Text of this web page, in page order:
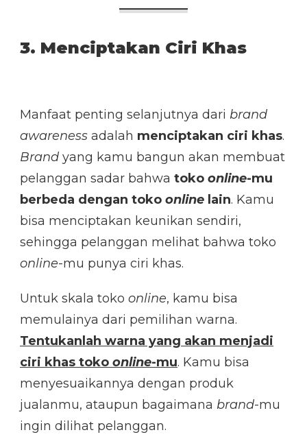
3. Menciptakan Ciri Khas
Manfaat penting selanjutnya dari brand
awareness adalah menciptakan ciri khas.
Brand yang kamu bangun akan membuat
pelanggan sadar bahwa toko online-mu
berbeda dengan toko online lain. Kamu
bisa menciptakan keunikan sendiri,
sehingga pelanggan melihat bahwa toko
online-mu punya ciri khas.
Untuk skala toko online, kamu bisa
memulainya dari pemilihan warna.
Tentukanlah warna yang akan menjadi
ciri khas toko online-mu. Kamu bisa
menyesuaikannya dengan produk
jualanmu, ataupun bagaimana brand-mu
ingin dilihat pelanggan.